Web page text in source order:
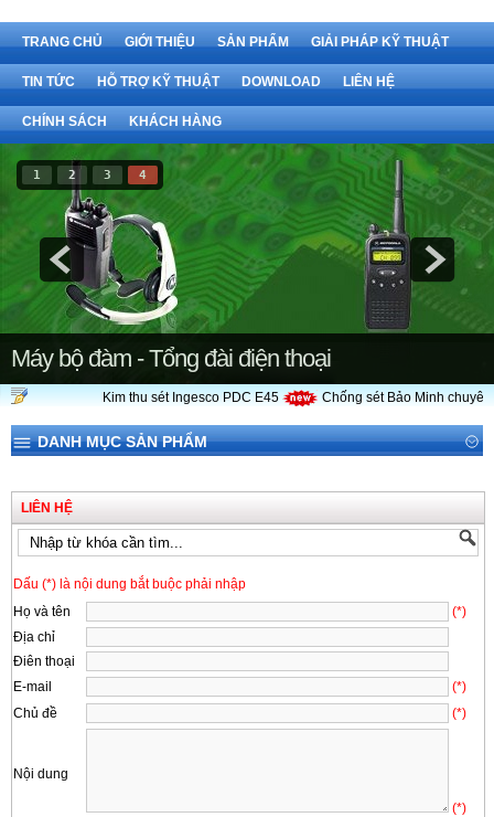
TRANG CHỦ GIỚI THIỆU SẢN PHẨM GIẢI PHÁP KỸ THUẬT
TIN TỨC HỖ TRỢ KỸ THUẬT DOWNLOAD LIÊN HỆ
CHÍNH SÁCH KHÁCH HÀNG
1 2 3 4
Máy bộ đàm - Tổng đài điện thoại
Kim thu sét Ingesco PDC E45 Chống sét Bảo Minh chuyên
DANH MỤC SẢN PHẨM
LIÊN HỆ
Dấu (*) là nội dung bắt buộc phải nhập
Họ và tên
(*)
Địa chỉ
Điên thoại
E-mail
(*)
Chủ đề
(*)
Nội dung
(*)